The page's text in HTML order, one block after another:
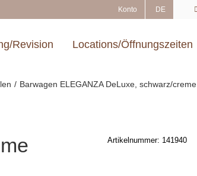
Konto DE
Revision Locations/Öffnungszeiten
Barwagen ELEGANZA DeLuxe, schwarz/creme
Artikelnummer: 141940